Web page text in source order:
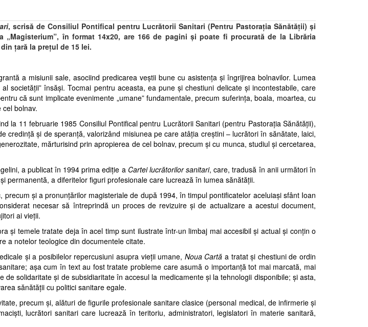
, scrisă de Consiliul Pontifical pentru Lucrătorii Sanitari (Pentru Pastorația Sănătății) și
în format 14x20, are 166 de pagini şi poate fi procurată de la Librăria
ţară la prețul de 15 lei.
a misiunii sale, asociind predicarea veştii bune cu asistenţa şi îngrijirea bolnavilor. Lumea
al societăţii”însăşi. Tocmai pentru aceasta, ea pune şi chestiuni delicate şi incontestabile, care
că sunt implicate evenimente „umane” fundamentale, precum suferinţa, boala, moartea, cu
bolnav.
la 11 februarie 1985 Consiliul Pontifical pentru Lucrătorii Sanitari (pentru Pastoraţia Sănătăţii),
credinţă şi de speranţă, valorizând misiunea pe care atâţia creştini – lucrători în sănătate, laici,
mărturisind prin apropierea de cel bolnav, precum şi cu munca, studiul şi cercetarea,
a publicat în 1994 prima ediţie a Cartei lucrătorilor sanitari,care, tradusă în anii următori în
permanentă, a diferitelor figuri profesionale care lucrează în lumea sănătăţii.
precum şi a pronunţărilor magisteriale de după 1994, în timpul pontificatelor aceluiaşi sfânt Ioan
necesar să întreprindă un proces de revizuire şi de actualizare a acestui document,
ai vieţii.
şi temele tratate deja în acel timp sunt ilustrate într-un limbaj mai accesibil şi actual şi conţin o
a notelor teologice din documentele citate.
şi a posibilelor repercusiuni asupra vieţii umane, Noua Cartă a tratat şi chestiuni de ordin
tare; aşa cum în text au fost tratate probleme care asumă o importanţă tot mai marcată, mai
de solidaritate şi de subsidiaritate în accesul la medicamente şi la tehnologii disponibile; şiasta,
sănătăţii cu politici sanitare egale.
precum şi, alături de figurile profesionale sanitare clasice (personal medical, de infirmerie şi
lucrători sanitari care lucrează în teritoriu, administratori, legislatori în materie sanitară,